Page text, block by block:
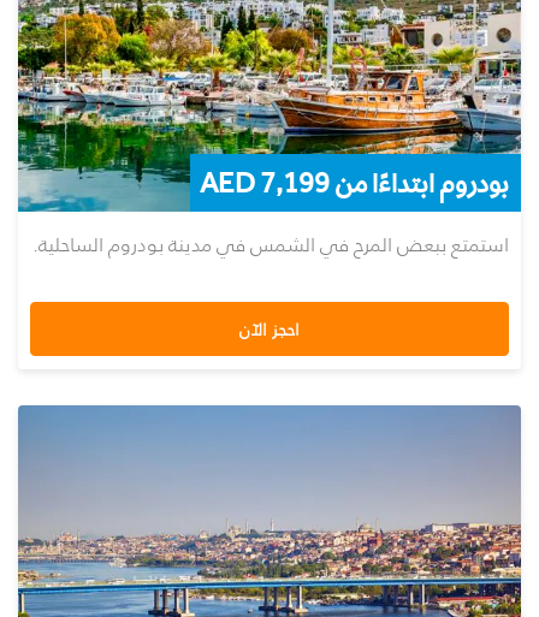
بودروم ابتداءًا من AED 7,199
استمتع ببعض المرح في الشمس في مدينة بودروم الساحلية.
احجز الآن